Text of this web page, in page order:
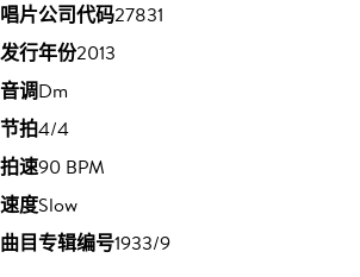
唱片公司代码27831
发行年份2013
音调Dm
节拍4/4
拍速90 BPM
速度Slow
曲目专辑编号1933/9